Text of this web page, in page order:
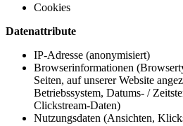
Cookies
Datenattribute
IP-Adresse (anonymisiert)
Browserinformationen
Seiten, auf unserer Website
Betriebssystem, Datums- /
Clickstream-Daten)
Nutzungsdaten (Ansichten,